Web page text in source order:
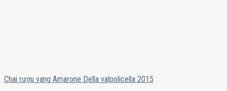
Chai rượu vang Amarone Della valpolicella 2015